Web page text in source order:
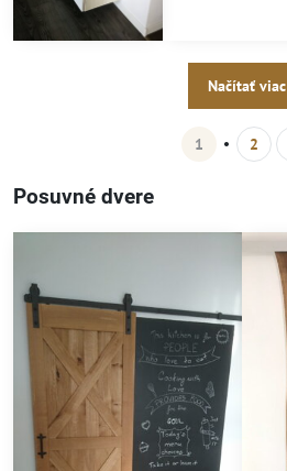
Načítať viac
1 2
Posuvné dvere